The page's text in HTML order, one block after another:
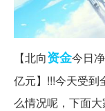
【北向资金今日
亿元】!!!今天受到
么情况呢，下面